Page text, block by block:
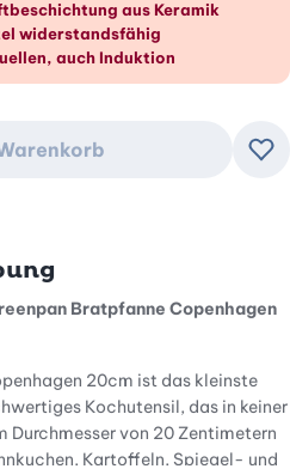
Überblick
aus Keramik
widerstandsfähig
auch Induktion
Bratpfanne Copenhagen
20cm ist das kleinste
Kochutensil, das in keiner
Durchmesser von 20 Zentimetern
Kartoffeln, Spiegel- und